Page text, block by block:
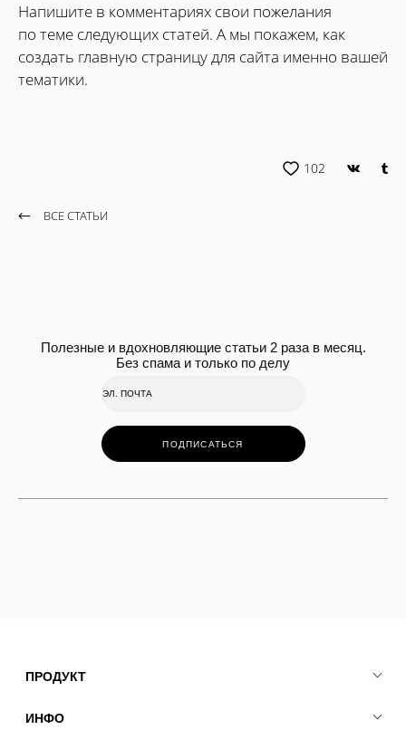
Напишите в комментариях свои пожелания
по теме следующих статей. А мы покажем, как
создать главную страницу для сайта именно вашей
тематики.
102
ВСЕ СТАТЬИ
Полезные и вдохновляющие статьи 2 раза в месяц.
Без спама и только по делу
ПОДПИСАТЬСЯ
ПРОДУКТ
ИНФО